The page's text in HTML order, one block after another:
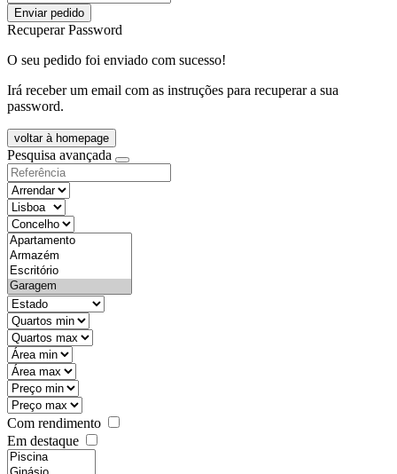
Enviar pedido
Recuperar Password
O seu pedido foi enviado com sucesso!
Irá receber um email com as instruções para recuperar a sua
password.
voltar à homepage
Pesquisa avançada
objective
districtId
countyId
types
state
mintypo
maxtypo
minarea
maxarea
minprice
maxprice
Com rendimento
Em destaque
features